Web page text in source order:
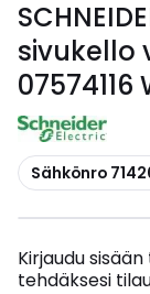
sivukello
Kopioi
Sähkönro
Kirjaudu
tehdäksesi